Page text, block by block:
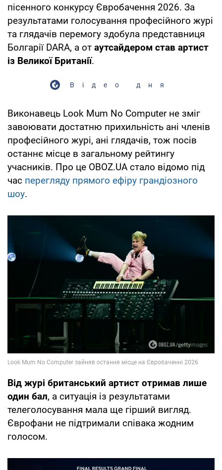
пісенного конкурсу Євробачення 2026. За
результатами голосування професійного журі
та глядачів перемогу здобула представниця
Болгарії DARA, а от аутсайдером став артист
із Великої Британії.
Відео дня
Виконавець Look Mum No Computer не зміг
завоювати достатню прихильність ані членів
професійного журі, ані глядачів, тож посів
останнє місце в загальному рейтингу
учасників. Про це OBOZ.UA стало відомо під
час перегляду прямого ефіру грандіозного
шоу.
Від журі британський артист отримав лише
один бал, а ситуація із результатами
телеголосування мала ще гірший вигляд.
Єврофани не підтримали співака жодним
голосом.